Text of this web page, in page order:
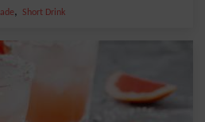
, Short Drink